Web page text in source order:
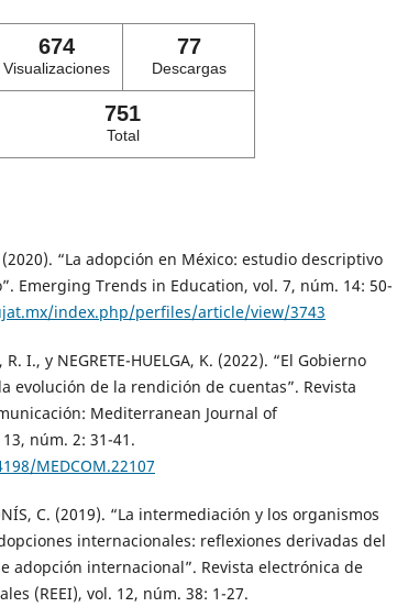
674
Visualizaciones
77
Descargas
751
Total
(2020). “La adopción en México: estudio descriptivo
Emerging Trends in Education, vol. 7, núm. 14: 50-
index.php/perfiles/article/view/3743
R. I., y NEGRETE-HUELGA, K. (2022). “El Gobierno
evolución de la rendición de cuentas”. Revista
Mediterranean Journal of
núm. 2: 31-41.
MEDCOM.22107
C. (2019). “La intermediación y los organismos
internacionales: reflexiones derivadas del
adopción internacional”. Revista electrónica de
(REEI), vol. 12, núm. 38: 1-27.